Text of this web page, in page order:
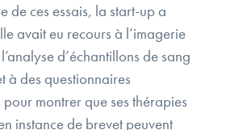
de ces essais, la start-up a
avait eu recours à l’imagerie
d’échantillons de sang
à des questionnaires
montrer que ses thérapies
instance de brevet peuvent